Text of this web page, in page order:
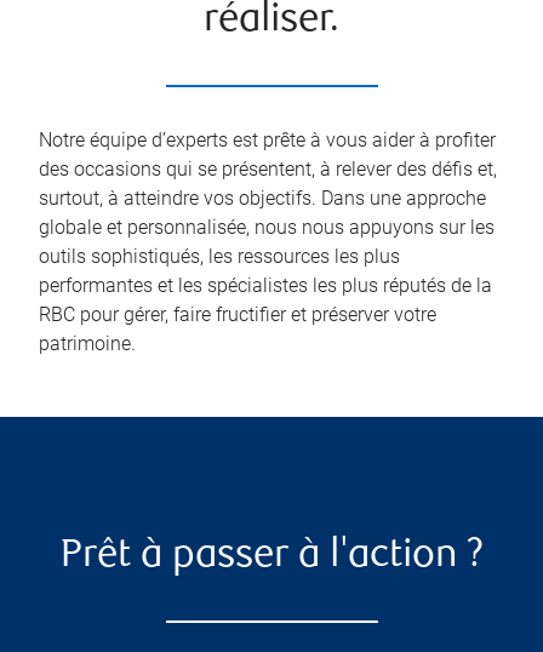
réaliser.
Notre équipe d’experts est prête à vous aider à profiter
des occasions qui se présentent, à relever des défis et,
surtout, à atteindre vos objectifs. Dans une approche
globale et personnalisée, nous nous appuyons sur les
outils sophistiqués, les ressources les plus
performantes et les spécialistes les plus réputés de la
RBC pour gérer, faire fructifier et préserver votre
patrimoine.
Prêt à passer à l'action ?